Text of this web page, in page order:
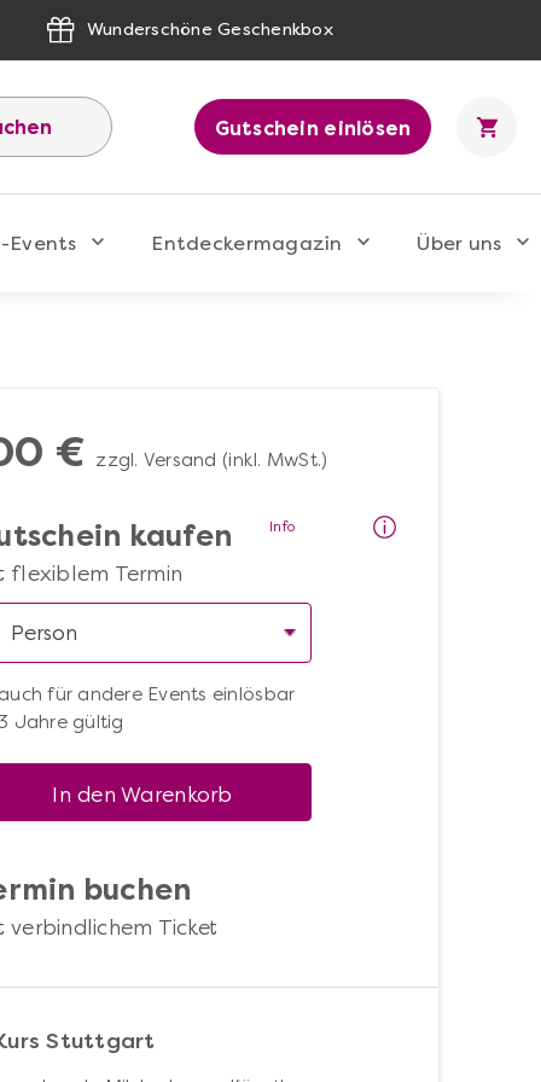
Wunderschöne Geschenkbox
Gutschein einlösen
Events Entdeckermagazin Über uns
€ zzgl. Versand (inkl. MwSt.)
kaufen
flexiblem Termin
auch für andere Events einlösbar
3 Jahre gültig
In den Warenkorb
buchen
verbindlichem Ticket
Info
Stuttgart